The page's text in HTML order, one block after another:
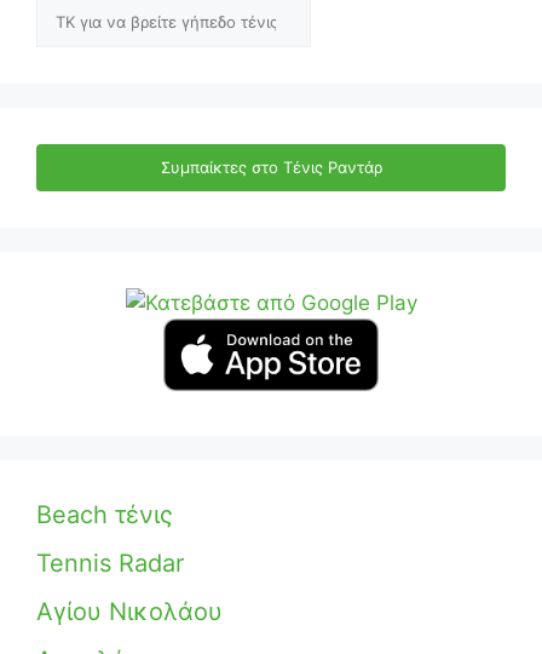
Αναζήτηση
Συμπαίκτες στο Τένις Ραντάρ
Beach τένις
Tennis Radar
Αγίου Νικολάου